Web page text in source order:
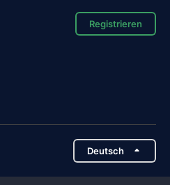
Registrieren
Deutsch